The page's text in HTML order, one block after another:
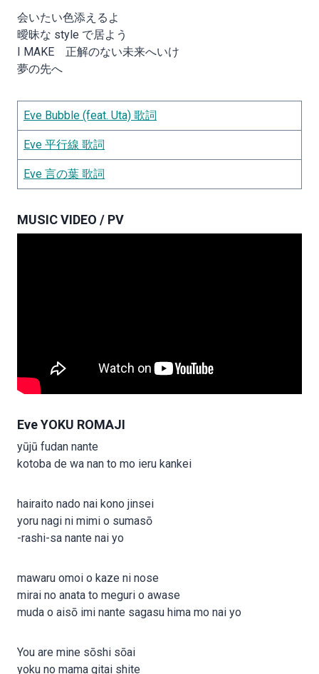
会いたい色添えるよ
曖昧な style で居よう
I MAKE 正解のない未来へいけ
夢の先へ
Eve Bubble (feat. Uta) 歌詞
Eve 平行線 歌詞
Eve 言の葉 歌詞
MUSIC VIDEO / PV
Eve YOKU ROMAJI
yūjū fudan nante
kotoba de wa nan to mo ieru kankei
hairaito nado nai kono jinsei
yoru nagi ni mimi o sumasō
-rashi-sa nante nai yo
mawaru omoi o kaze ni nose
mirai no anata to meguri o awase
muda o aisō imi nante sagasu hima mo nai yo
You are mine sōshi sōai
yoku no mama gitai shite